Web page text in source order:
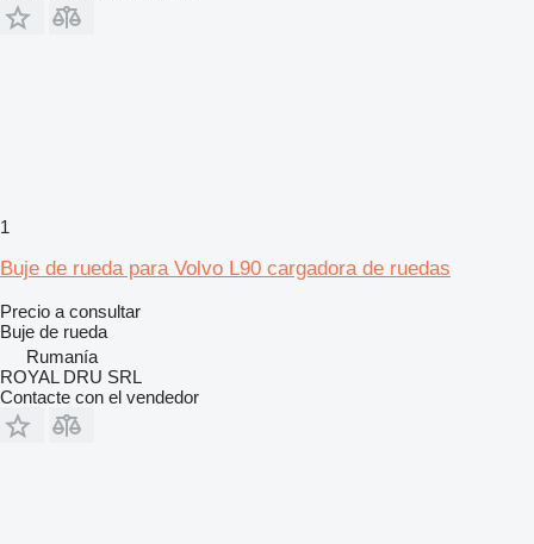
1
Buje de rueda para Volvo L90 cargadora de ruedas
Precio a consultar
Buje de rueda
Rumanía
ROYAL DRU SRL
Contacte con el vendedor